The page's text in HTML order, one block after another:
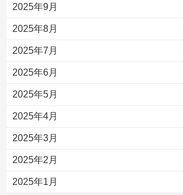
2025年9月
2025年8月
2025年7月
2025年6月
2025年5月
2025年4月
2025年3月
2025年2月
2025年1月